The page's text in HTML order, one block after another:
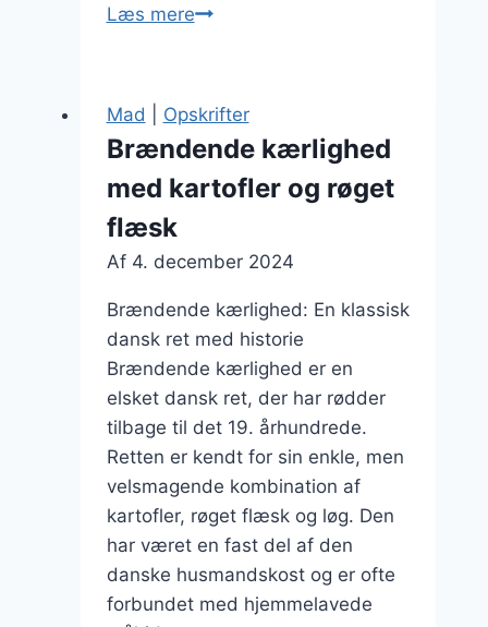
Læs mereBrændende
til
middag
Mad Opskrifter
Brændende kærlighed
med kartofler og røget
flæsk
Af 4. december 2024
Brændende kærlighed: En klassisk
dansk ret med historie
Brændende kærlighed er en
elsket dansk ret, der har rødder
tilbage til det 19. århundrede.
Retten er kendt for sin enkle, men
velsmagende kombination af
kartofler, røget flæsk og løg. Den
har været en fast del af den
danske husmandskost og er ofte
forbundet med hjemmelavede